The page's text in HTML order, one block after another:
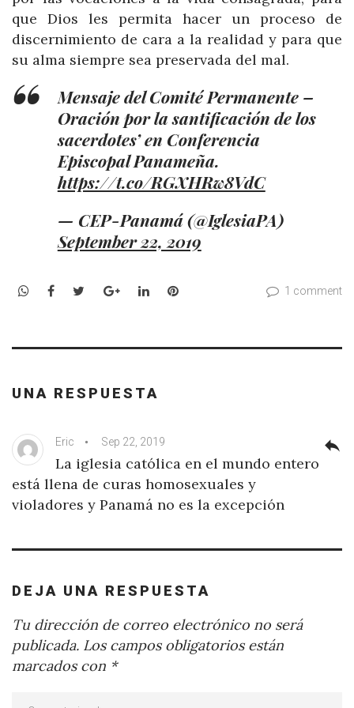
que Dios les permita hacer un proceso de
discernimiento de cara a la realidad y para que
su alma siempre sea preservada del mal.
Mensaje del Comité Permanente –
Oración por la santificación de los
sacerdotes’ en Conferencia
Episcopal Panameña.
https://t.co/RGXHRw8VdC
— CEP-Panamá (@IglesiaPA)
September 22, 2019
WhatsApp
Facebook
TwitterGoogle+LinkedInPinterest 1 comment
UNA RESPUESTA
Eric Sep 22, 2019
La iglesia católica en el mundo entero
está llena de curas homosexuales y
violadores y Panamá no es la excepción
reply
DEJA UNA RESPUESTA
Tu dirección de correo electrónico no será
publicada. Los campos obligatorios están
marcados con *